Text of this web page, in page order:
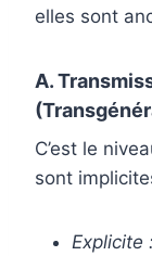
elles sont
A.
C’est le
sont
Explicite :